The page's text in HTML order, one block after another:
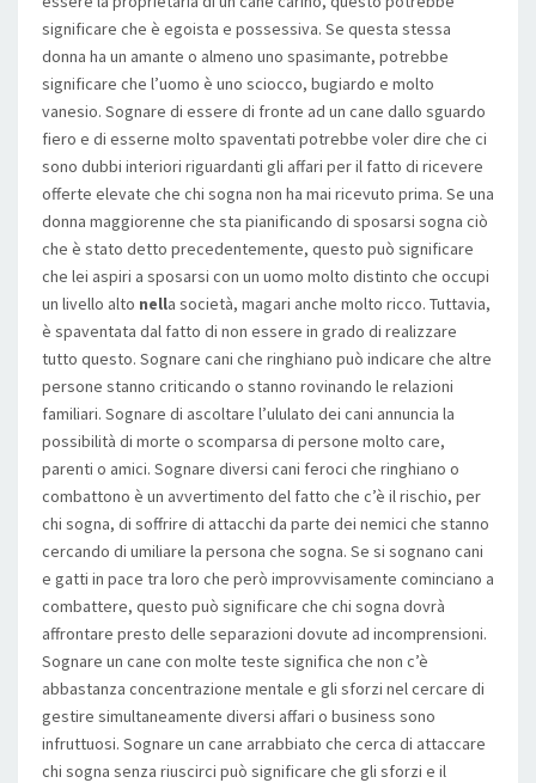
significare che è egoista e possessiva. Se questa stessa
donna ha un amante o almeno uno spasimante, potrebbe
significare che l’uomo è uno sciocco, bugiardo e molto
vanesio. Sognare di essere di fronte ad un cane dallo sguardo
fiero e di esserne molto spaventati potrebbe voler dire che ci
sono dubbi interiori riguardanti gli affari per il fatto di ricevere
offerte elevate che chi sogna non ha mai ricevuto prima. Se una
donna maggiorenne che sta pianificando di sposarsi sogna ciò
che è stato detto precedentemente, questo può significare
che lei aspiri a sposarsi con un uomo molto distinto che occupi
un livello alto nella società, magari anche molto ricco. Tuttavia,
è spaventata dal fatto di non essere in grado di realizzare
tutto questo. Sognare cani che ringhiano può indicare che altre
persone stanno criticando o stanno rovinando le relazioni
familiari. Sognare di ascoltare l’ululato dei cani annuncia la
possibilità di morte o scomparsa di persone molto care,
parenti o amici. Sognare diversi cani feroci che ringhiano o
combattono è un avvertimento del fatto che c’è il rischio, per
chi sogna, di soffrire di attacchi da parte dei nemici che stanno
cercando di umiliare la persona che sogna. Se si sognano cani
e gatti in pace tra loro che però improvvisamente cominciano a
combattere, questo può significare che chi sogna dovrà
affrontare presto delle separazioni dovute ad incomprensioni.
Sognare un cane con molte teste significa che non c’è
abbastanza concentrazione mentale e gli sforzi nel cercare di
gestire simultaneamente diversi affari o business sono
infruttuosi. Sognare un cane arrabbiato che cerca di attaccare
chi sogna senza riuscirci può significare che gli sforzi e il